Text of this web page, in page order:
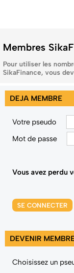
Membres
Pour utiliser les
SikaFinance, vous
DEJA MEMBRE
Votre pseudo
Mot de passe
Vous avez perdu
SE CONNECTER
DEVENIR
Choisissez un